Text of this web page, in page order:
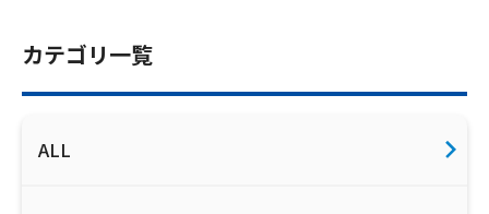
安全・安心ガイド
カテゴリ一覧
ALL